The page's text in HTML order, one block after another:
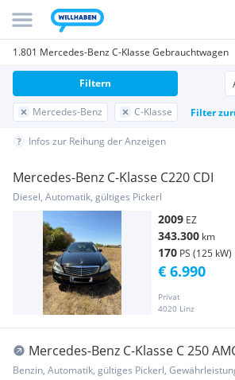
1.801 Mercedes-Benz C-Klasse Gebrauchtwagen
Mercedes-Benz C-Klasse Filter
Filtern
Infos zur Reihung der Anzeigen
Mercedes-Benz C-Klasse C220 CDI
Diesel, Automatik, gültiges Pickerl
2009 EZ
343.300 km
170 PS (125 kW)
Privat
4020 Linz
€ 6.990
Mercedes-Benz C-Klasse C 250
*NAVI*TOTWINKEL*AMBIENTE*SC...
Benzin, Automatik, gültiges Pickerl,